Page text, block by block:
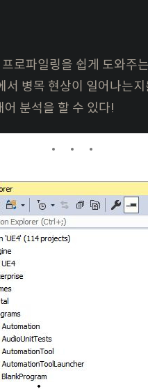
로파일링을 쉽게 도와주
서 병목 현상이 일어나는
분석을 할 수 있다!